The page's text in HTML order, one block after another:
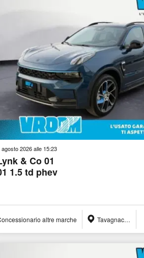
agosto 2026 alle 15:23
& Co 01
1.5 td phev
altre marche Tavagnacco (UD)